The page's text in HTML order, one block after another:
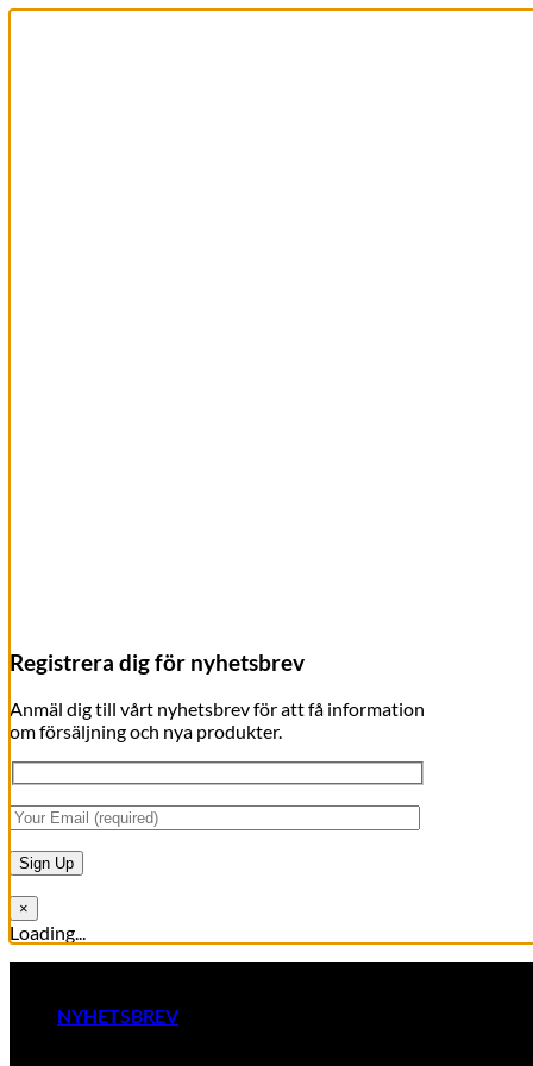
Registrera dig för nyhetsbrev
Anmäl dig till vårt nyhetsbrev för att få information
om försäljning och nya produkter.
×
Loading...
NYHETSBREV